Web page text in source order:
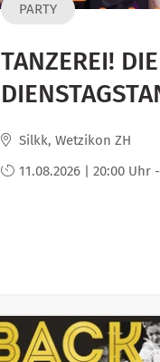
PARTY
TANZEREI! DIE
Silkk, Wetzikon ZH
11.08.2026 | 20:00 Uhr